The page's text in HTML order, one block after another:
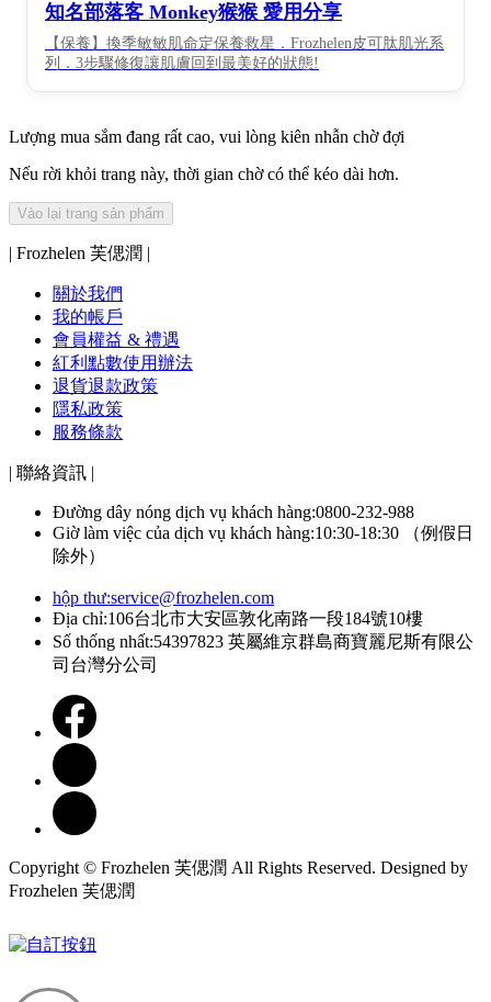
知名部落客 Monkey猴猴 愛用分享
【保養】換季敏敏肌命定保養救星．Frozhelen皮可肽肌光系
列．3步驟修復讓肌膚回到最美好的狀態!
Lượng mua sắm đang rất cao, vui lòng kiên nhẫn chờ đợi
Nếu rời khỏi trang này, thời gian chờ có thể kéo dài hơn.
Vào lại trang sản phẩm
| Frozhelen 芙偲潤 |
關於我們
我的帳戶
會員權益 & 禮遇
紅利點數使用辦法
退貨退款政策
隱私政策
服務條款
| 聯絡資訊 |
Đường dây nóng dịch vụ khách hàng:0800-232-988
Giờ làm việc của dịch vụ khách hàng:10:30-18:30 （例假日
除外）
hộp thư:service@frozhelen.com
Địa chỉ:106台北市大安區敦化南路一段184號10樓
Số thống nhất:54397823 英屬維京群島商寶麗尼斯有限公
司台灣分公司
Copyright © Frozhelen 芙偲潤 All Rights Reserved. Designed by
Frozhelen 芙偲潤